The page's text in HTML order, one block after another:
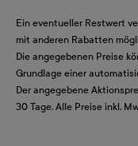
Ein eventueller Restwert
mit anderen Rabatten
Die angegebenen Preise
Grundlage einer
Der angegebene
30 Tage. Alle Preise inkl.